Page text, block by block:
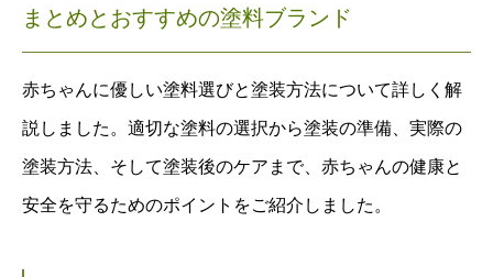
まとめと おすすめの塗料ブランド
赤ちゃんに優しい塗料選びと塗装方法について詳しく解
説しました。適切な塗料の選択から塗装の準備、実際の
塗装方法、そして塗装後のケアまで、赤ちゃんの健康と
安全を守るためのポイントをご紹介しました。